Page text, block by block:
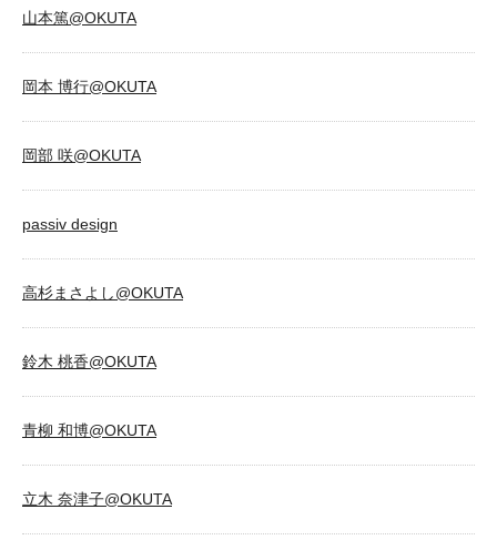
山本篤@OKUTA
岡本 博行@OKUTA
岡部 咲@OKUTA
passiv design
高杉まさよし@OKUTA
鈴木 桃香@OKUTA
青柳 和博@OKUTA
立木 奈津子@OKUTA